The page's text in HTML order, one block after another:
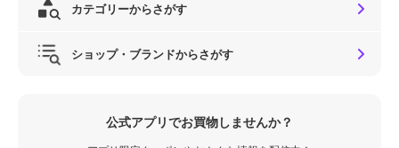
カテゴリーからさがす
ショップ・ブランドからさがす
公式アプリでお買物しませんか？